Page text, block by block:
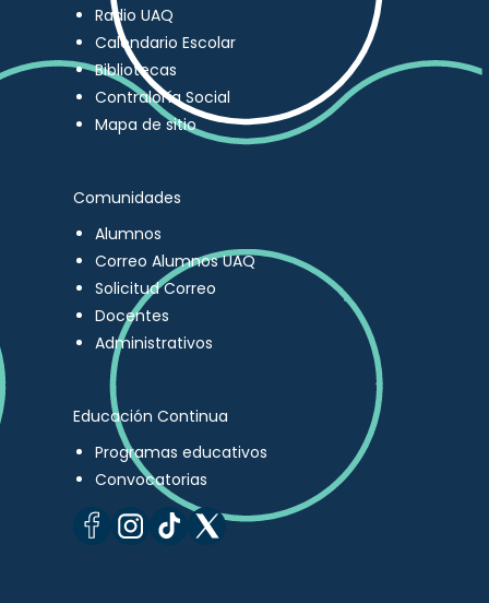
Radio UAQ
Calendario Escolar
Bibliotecas
Contraloría Social
Mapa de sitio
Comunidades
Alumnos
Correo Alumnos UAQ
Solicitud Correo
Docentes
Administrativos
Educación Continua
Programas educativos
Convocatorias